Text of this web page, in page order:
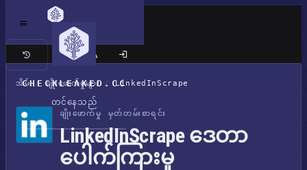
CHECKLEAKED.CC
တင်နေသည်
ကလက်စစ် ဆိုက်
အိမ် / ချိုးဖောက်မှုများ / LinkedInScrape
ချိုးဖောက်မှု မှတ်တမ်းစာရင်း
LinkedInScrape ဒေတာ
ပေါက်ကြားမှု